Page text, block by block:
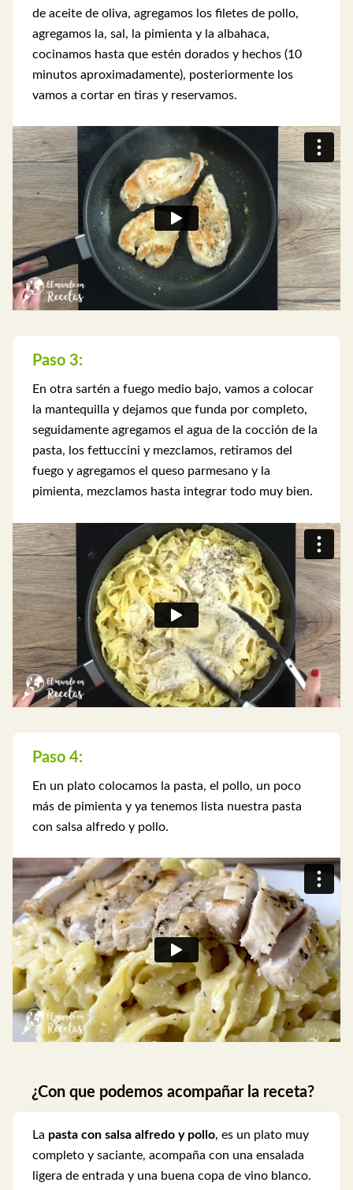
de aceite de oliva, agregamos los filetes de pollo,
agregamos la, sal, la pimienta y la albahaca,
cocinamos hasta que estén dorados y hechos (10
minutos aproximadamente), posteriormente los
vamos a cortar en tiras y reservamos.
Paso 3:
En otra sartén a fuego medio bajo, vamos a colocar
la mantequilla y dejamos que funda por completo,
seguidamente agregamos el agua de la cocción de la
pasta, los fettuccini y mezclamos, retiramos del
fuego y agregamos el queso parmesano y la
pimienta, mezclamos hasta integrar todo muy bien.
Paso 4:
En un plato colocamos la pasta, el pollo, un poco
más de pimienta y ya tenemos lista nuestra pasta
con salsa alfredo y pollo.
¿Con que podemos acompañar la receta?
La pasta con salsa alfredo y pollo, es un plato muy
completo y saciante, acompaña con una ensalada
ligera de entrada y una buena copa de vino blanco.